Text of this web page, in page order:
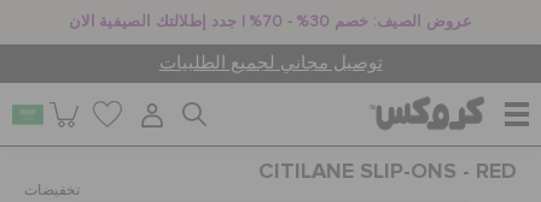
عروض الصيف: خصم 30% - 70% | جدد إطلالتك الصيفية الان
توصيل مجاني لجميع الطلبيات
CITILANE SLIP-ONS - RED
تخفيضات